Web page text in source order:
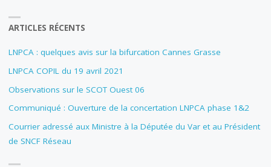
ARTICLES RÉCENTS
LNPCA : quelques avis sur la bifurcation Cannes Grasse
LNPCA COPIL du 19 avril 2021
Observations sur le SCOT Ouest 06
Communiqué : Ouverture de la concertation LNPCA phase 1&2
Courrier adressé aux Ministre à la Députée du Var et au Président
de SNCF Réseau